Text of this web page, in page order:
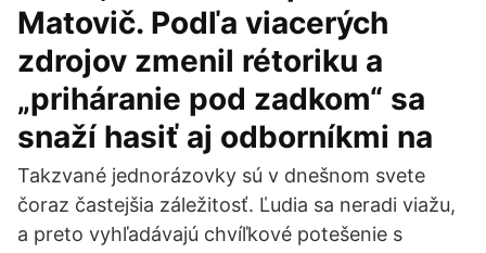
Matovič. Podľa viacerých
zdrojov zmenil rétoriku a
„priháranie pod zadkom“ sa
snaží hasiť aj odborníkmi na
Takzvané jednorázovky sú v dnešnom svete
čoraz častejšia záležitosť. Ľudia sa neradi viažu,
a preto vyhľadávajú chvíľkové potešenie s